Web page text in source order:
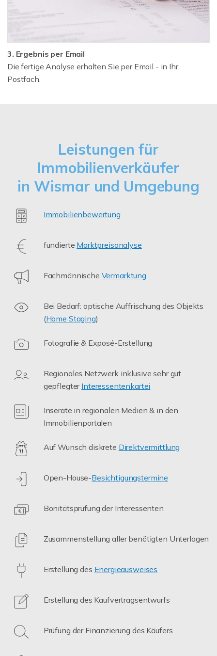
3. Ergebnis per Email
Die fertige Analyse erhalten Sie per Email - in Ihr
Postfach.
Leistungen für
Immobilienverkäufer
in Wismar und Umgebung
Immobilienbewertung
fundierte Marktpreisanalyse
Fachmännische Vermarktung
Bei Bedarf: optische Auffrischung des Objekts
(Home Staging)
Fotografie & Exposé-Erstellung
Regionales Netzwerk inklusive sehr gut
gepflegter Interessentenkartei
Inserate in regionalen Medien & in den
Immobilienportalen
Auf Wunsch diskrete Direktvermittlung
Open-House-Besichtigungstermine
Bonitätsprüfung der Interessenten
Zusammenstellung aller benötigten Unterlagen
Erstellung des Energieausweises
Erstellung des Kaufvertragsentwurfs
Prüfung der Finanzierung des Käufers